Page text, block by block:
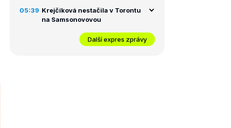
05:39 Krejčíková nestačila v Torontu
na Samsonovovou
Další expres zprávy